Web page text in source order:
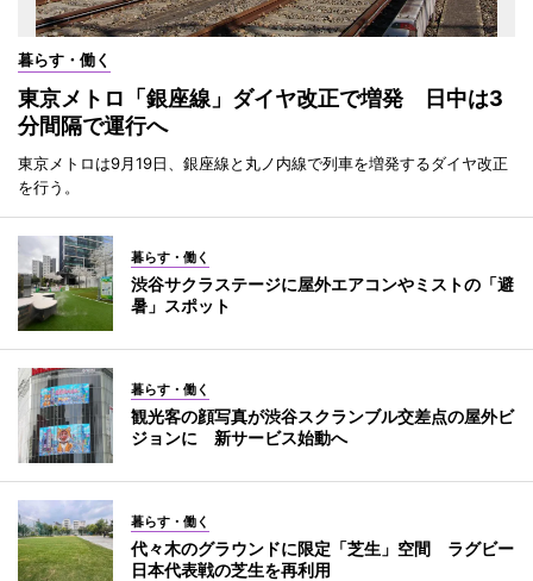
暮らす・働く
東京メトロ「銀座線」ダイヤ改正で増発 日中は3
分間隔で運行へ
東京メトロは9月19日、銀座線と丸ノ内線で列車を増発するダイヤ改正
を行う。
暮らす・働く
渋谷サクラステージに屋外エアコンやミストの「避
暑」スポット
暮らす・働く
観光客の顔写真が渋谷スクランブル交差点の屋外ビ
ジョンに 新サービス始動へ
暮らす・働く
代々木のグラウンドに限定「芝生」空間 ラグビー
日本代表戦の芝生を再利用